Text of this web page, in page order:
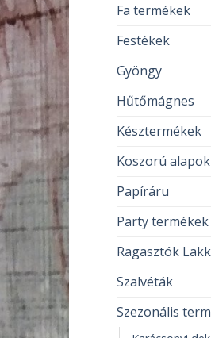
Fa termékek
Festékek
Gyöngy
Hűtőmágnes
Késztermékek
Koszorú alapok
Papíráru
Party termékek
Ragasztók
Szalvéták
Szezonális